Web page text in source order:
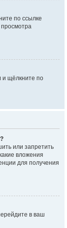
по ссылке
и щёлкните по
или запретить
вложения
для получения
в ваш